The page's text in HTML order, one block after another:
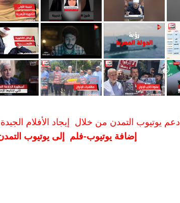
ادعم يوتيوب التمدن من خلال إيجاد الأفلام الجيدة
إضافة يوتيوب-فلم إلى يوتيوب